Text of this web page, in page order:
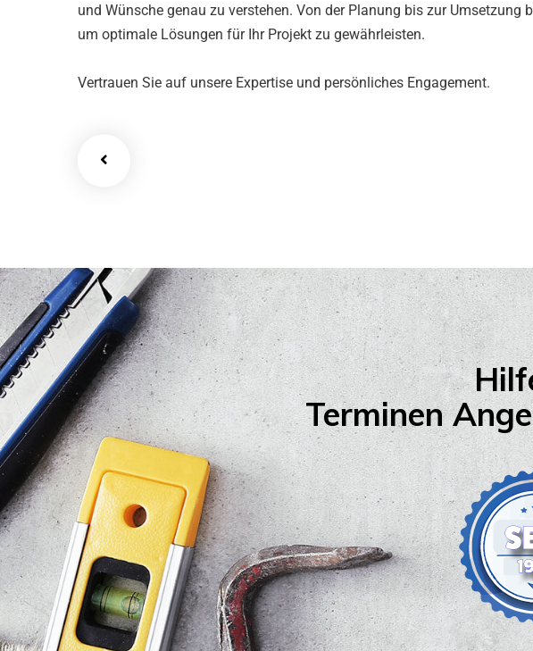
und Wünsche genau zu verstehen. Von der Planung bis zur Umsetzung
um optimale Lösungen für Ihr Projekt zu gewährleisten.
Vertrauen Sie auf unsere Expertise und persönliches Engagement.
Terminen